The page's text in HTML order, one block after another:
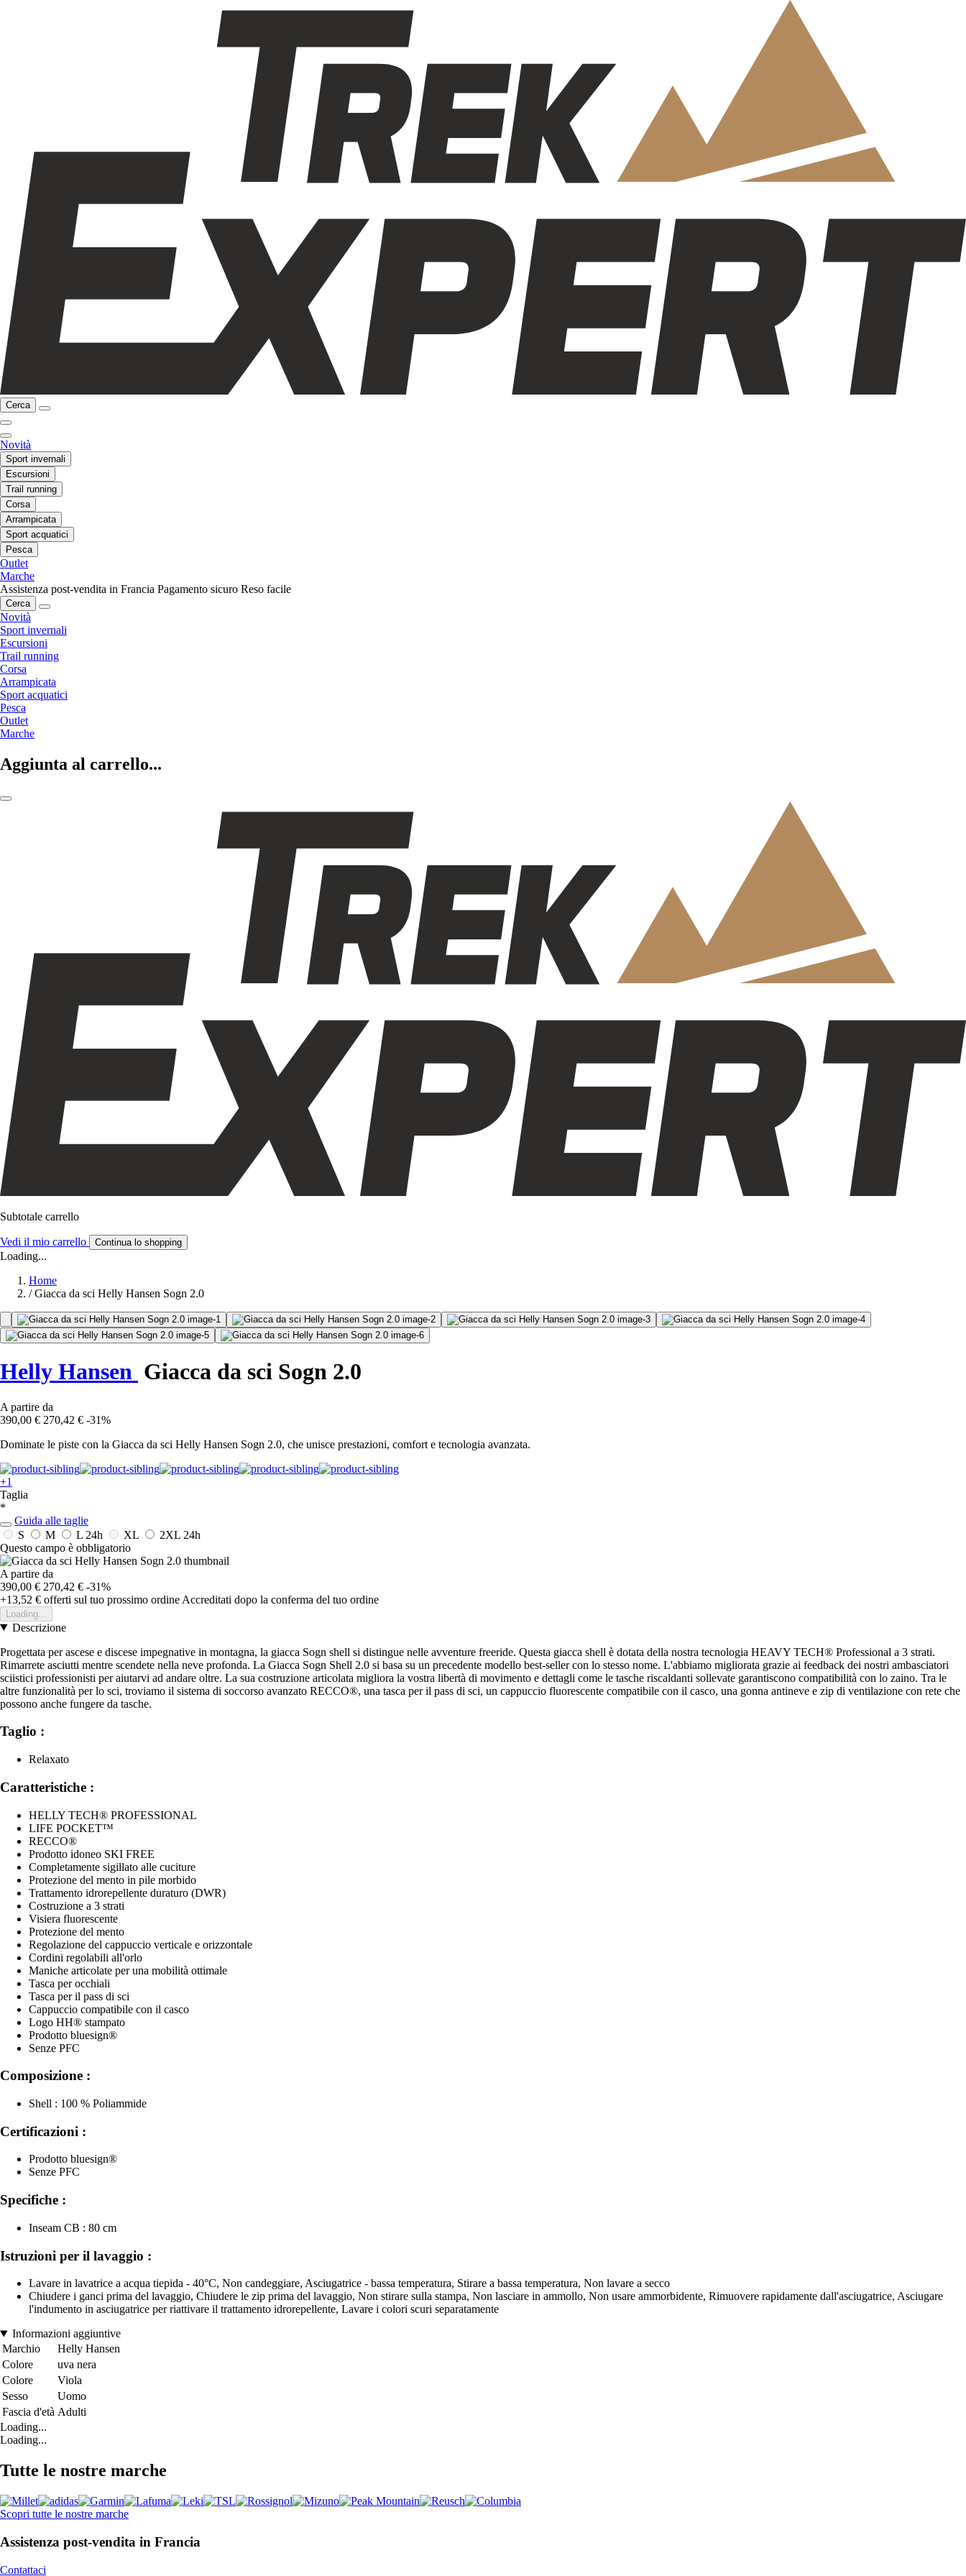
Cerca
Novità
Sport invernali
Escursioni
Trail running
Corsa
Arrampicata
Sport acquatici
Pesca
Outlet
Marche
Assistenza post-vendita in Francia Pagamento sicuro Reso facile
Cerca
Novità
Sport invernali
Escursioni
Trail running
Corsa
Arrampicata
Sport acquatici
Pesca
Outlet
Marche
Aggiunta al carrello...
Subtotale carrello
Vedi il mio carrello Continua lo shopping
Loading...
Home
/ Giacca da sci Helly Hansen Sogn 2.0
Helly Hansen Giacca da sci Sogn 2.0
A partire da
390,00 € 270,42 € -31%
Dominate le piste con la Giacca da sci Helly Hansen Sogn 2.0, che unisce prestazioni, comfort e tecnologia avanzata.
+1
Taglia
*
Guida alle taglie
S
M L 24h XL 2XL 24h
Questo campo è obbligatorio
A partire da
390,00 € 270,42 € -31%
+13,52 € offerti sul tuo prossimo ordine Accreditati dopo la conferma del tuo ordine
Loading...
Descrizione
Progettata per ascese e discese impegnative in montagna, la giacca Sogn shell si distingue nelle avventure freeride. Questa giacca shell è dotata della nostra tecnologia HEAVY TECH® Professional a 3 strati.
Rimarrete asciutti mentre scendete nella neve profonda. La Giacca Sogn Shell 2.0 si basa su un precedente modello best-seller con lo stesso nome. L'abbiamo migliorata grazie ai feedback dei nostri ambasciatori
sciistici professionisti per aiutarvi ad andare oltre. La sua costruzione articolata migliora la vostra libertà di movimento e dettagli come le tasche riscaldanti sollevate garantiscono compatibilità con lo zaino. Tra le
altre funzionalità per lo sci, troviamo il sistema di soccorso avanzato RECCO®, una tasca per il pass di sci, un cappuccio fluorescente compatibile con il casco, una gonna antineve e zip di ventilazione con rete che
possono anche fungere da tasche.
Taglio :
Relaxato
Caratteristiche :
HELLY TECH® PROFESSIONAL
LIFE POCKET™
RECCO®
Prodotto idoneo SKI FREE
Completamente sigillato alle cuciture
Protezione del mento in pile morbido
Trattamento idrorepellente duraturo (DWR)
Costruzione a 3 strati
Visiera fluorescente
Protezione del mento
Regolazione del cappuccio verticale e orizzontale
Cordini regolabili all'orlo
Maniche articolate per una mobilità ottimale
Tasca per occhiali
Tasca per il pass di sci
Cappuccio compatibile con il casco
Logo HH® stampato
Prodotto bluesign®
Senze PFC
Composizione :
Shell : 100 % Poliammide
Certificazioni :
Prodotto bluesign®
Senze PFC
Specifiche :
Inseam CB : 80 cm
Istruzioni per il lavaggio :
Lavare in lavatrice a acqua tiepida - 40°C, Non candeggiare, Asciugatrice - bassa temperatura, Stirare a bassa temperatura, Non lavare a secco
Chiudere i ganci prima del lavaggio, Chiudere le zip prima del lavaggio, Non stirare sulla stampa, Non lasciare in ammollo, Non usare ammorbidente, Rimuovere rapidamente dall'asciugatrice, Asciugare
l'indumento in asciugatrice per riattivare il trattamento idrorepellente, Lavare i colori scuri separatamente
Informazioni aggiuntive
Marchio
Helly Hansen
Colore
uva nera
Colore
Viola
Sesso
Uomo
Fascia d'età Adulti
Loading...
Loading...
Tutte le nostre marche
Scopri tutte le nostre marche
Assistenza post-vendita in Francia
Contattaci